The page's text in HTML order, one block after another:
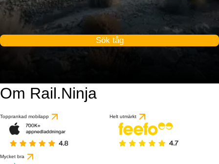
Sök tåg
Om Rail.Ninja
Topprankad mobilapp Helt utmärkt
Mycket bra